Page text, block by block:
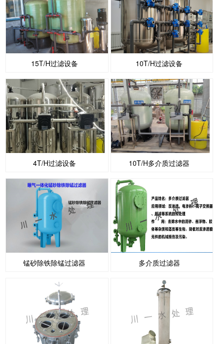
15T/H过滤设备 10T/H过滤设备
4T/H过滤设备 10T/H多介质过滤器
锰砂除铁除锰过滤器 多介质过滤器